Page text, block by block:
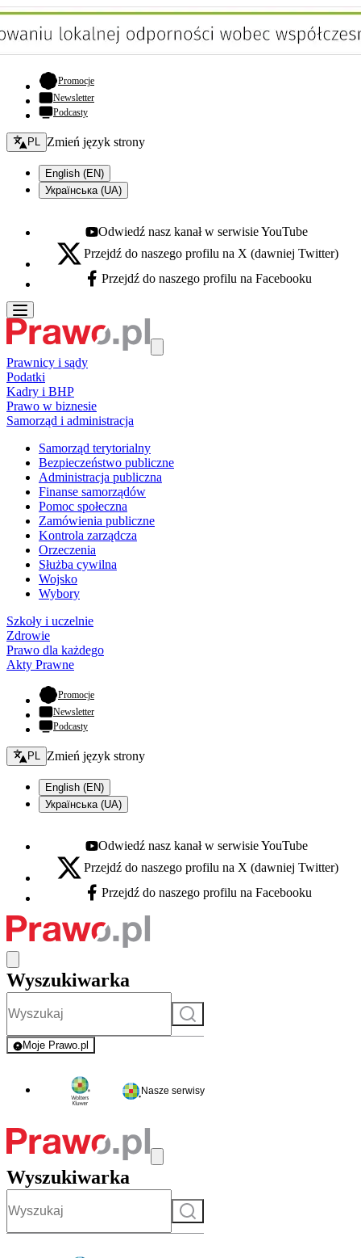
Promocje- otwiera się w nowej karcie
Newsletter
Podcasty
Zmień język - bieżący:
PL Zmień język strony
English (EN)
Українська (UA)
Youtube - otwiera się w nowej karcie
Odwiedź nasz kanał w serwisie YouTube
X - otwiera się w nowej karcie
Przejdź do naszego profilu na X (dawniej Twitter)
Facebook - otwiera się w nowej karcie
Przejdź do naszego profilu na Facebooku
Prawnicy i sądy
Podatki
Kadry i BHP
Prawo w biznesie
Samorząd i administracja
Samorząd terytorialny
Bezpieczeństwo publiczne
Administracja publiczna
Finanse samorządów
Pomoc społeczna
Zamówienia publiczne
Kontrola zarządcza
Orzeczenia
Służba cywilna
Wojsko
Wybory
Szkoły i uczelnie
Zdrowie
Prawo dla każdego
Akty Prawne
Promocje- otwiera się w nowej karcie
Newsletter
Podcasty
Zmień język - bieżący:
PL Zmień język strony
English (EN)
Українська (UA)
Youtube - otwiera się w nowej karcie
Odwiedź nasz kanał w serwisie YouTube
X - otwiera się w nowej karcie
Przejdź do naszego profilu na X (dawniej Twitter)
Facebook - otwiera się w nowej karcie
Przejdź do naszego profilu na Facebooku
Wyszukiwarka
Szukaj
Moje Prawo.pl
- rejestracja i logowanie do serwisu
Nasze serwisy
Wyszukiwarka
Szukaj